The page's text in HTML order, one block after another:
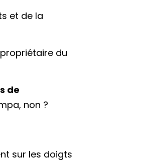
et de la
du
de
non ?
sur les doigts